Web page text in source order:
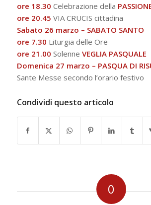
ore 18.30 Celebrazione della
ore 20.45 VIA CRUCIS cittadina
Sabato 26 marzo – SABATO SANTO
ore 7.30 Liturgia delle Ore
ore 21.00 Solenne VEGLIA PASQUALE
Domenica 27 marzo – PASQUA DI
Sante Messe secondo l’orario festivo
Condividi questo articolo
0